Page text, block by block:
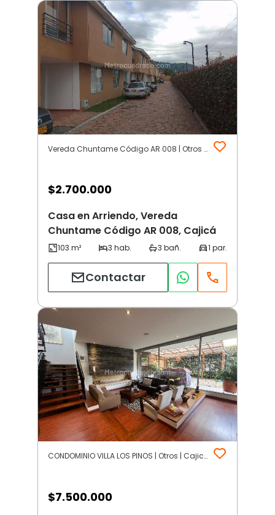
Vereda Chuntame Código AR 008 | Otros | Cajicá
$2.700.000
Casa en Arriendo, Vereda
Chuntame Código AR 008, Cajicá
Contactar
CONDOMINIO VILLA LOS PINOS | Otros | Cajicá
$7.500.000